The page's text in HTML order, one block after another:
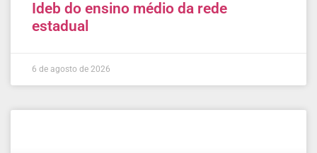
Ideb do ensino médio da rede
estadual
6 de agosto de 2026